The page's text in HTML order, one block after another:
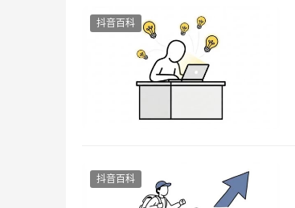
抖音百科
抖音百科